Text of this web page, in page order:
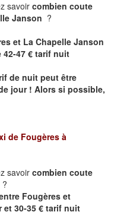
savoir combien coute
Janson ?
et La Chapelle Janson
47 € tarif nuit
de nuit peut être
jour ! Alors si possible,
de Fougères à
savoir combien coute
?
Fougères et
et 30-35 € tarif nuit